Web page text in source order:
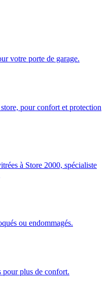
votre porte de garage.
pour confort et protection
à Store 2000, spécialiste
ou endommagés.
pour plus de confort.